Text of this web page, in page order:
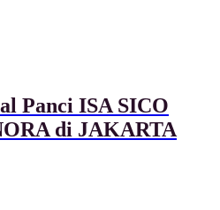
Panci ISA SICO
di JAKARTA